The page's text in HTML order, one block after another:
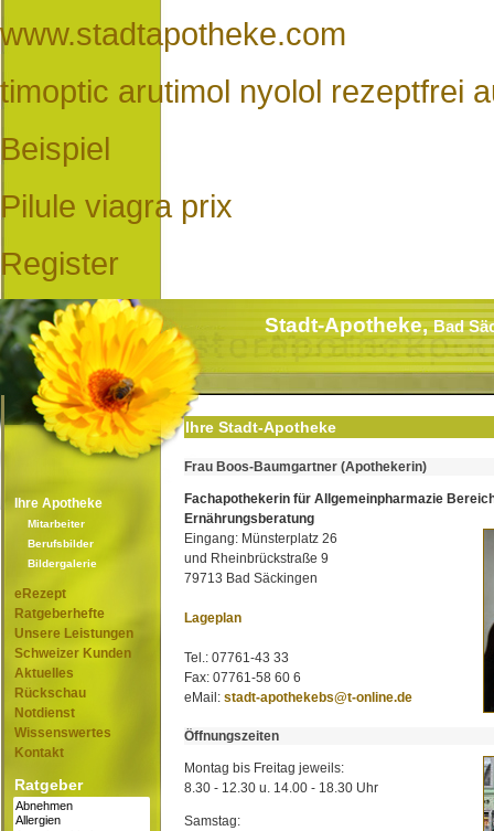
www.stadtapotheke.com
timoptic arutimol nyolol rezeptfrei
Beispiel
Pilule viagra prix
Register
Stadt-Apotheke,Bad
Ihre Apotheke
Mitarbeiter
Berufsbilder
Bildergalerie
eRezept
Ratgeberhefte
Unsere Leistungen
Schweizer Kunden
Aktuelles
Rückschau
Notdienst
Wissenswertes
Kontakt
Ratgeber
Ihre Stadt-Apotheke
Frau Boos-Baumgartner (Apothekerin)
Fachapothekerin für Allgemeinpharmazie
Ernährungsberatung
Eingang: Münsterplatz 26
und Rheinbrückstraße 9
79713 Bad Säckingen
Lageplan
Tel.: 07761-43 33
Fax: 07761-58 60 6
eMail: stadt-apothekebs@t-online.de
Öffnungszeiten
Montag bis Freitag jeweils:
8.30 - 12.30 u. 14.00 - 18.30 Uhr
Samstag: